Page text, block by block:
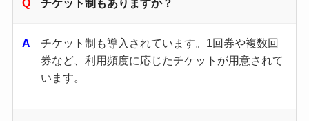
チケット制もありますか？
チケット制も導入されています。​1回券や複数回
券など、利用頻度に応じたチケットが用意されて
います。